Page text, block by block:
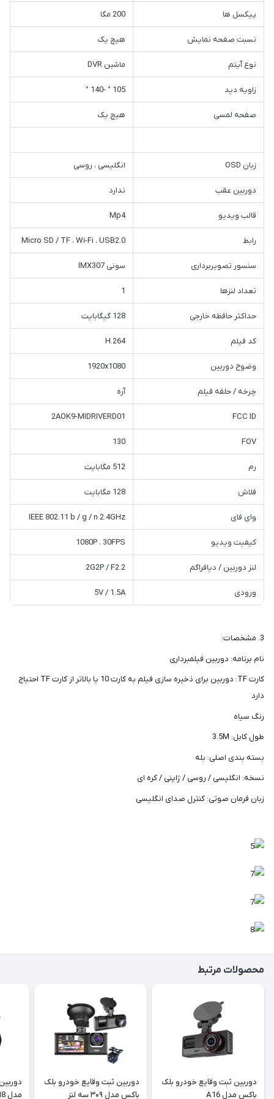
پیکسل ها 200 مگا
نسبت صفحه نمایش هیچ یک
نوع آیتم ماشین DVR
زاویه دید 105 ° -140 °
صفحه لمسی هیچ یک
زبان OSD انگلیسی ، روسی
دوربین عقب ندارد
قالب ویدیو Mp4
رابط Micro SD / TF ، Wi-Fi ، USB2.0
سنسور تصویربرداری سونی IMX307
تعداد لنزها 1
حداکثر حافظه خارجی 128 گیگابایت
کد فیلم H.264
وضوح دوربین 1920x1080
چرخه / حلقه فیلم آره
FCC ID
2AOK9-MIDRIVERD01
FOV
130
رم 512 مگابایت
فلاش 128 مگابایت
وای فای IEEE 802.11 b / g / n 2.4GHz
کیفیت ویدیو 1080P ، 30FPS
لنز دوربین / دیافراگم 2G2P / F2.2
ورودی 5V / 1.5A
3. مشخصات:
نام برنامه: دوربین فیلمبرداری
کارت TF: دوربین برای ذخیره سازی فیلم به کارت 10 یا بالاتر از کارت TF احتیاج
دارد
رنگ سیاه
طول کابل: 3.5M
بسته بندی اصلی: بله
نسخه: انگلیسی / روسی / ژاپنی / کره ای
زبان فرمان صوتی: کنترل صدای انگلیسی
محصولات مرتبط
دوربین ثبت وقایع خودرو بلک
باکس مدل A16
دوربین ثبت وقایع خودرو بلک
باکس مدل ۳۰۹ سه لنز
مدل M8